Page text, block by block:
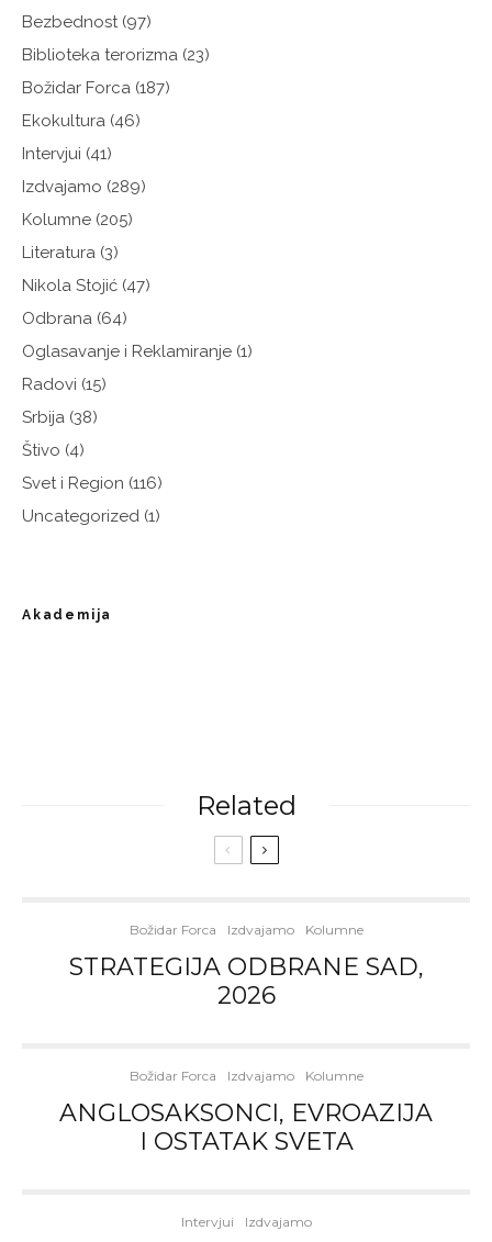
Bezbednost(97)
Biblioteka terorizma (23)
Božidar Forca (187)
Ekokultura (46)
Intervjui (41)
Izdvajamo (289)
Kolumne (205)
Literatura (3)
Nikola Stojić (47)
Odbrana (64)
Oglasavanje i Reklamiranje (1)
Radovi (15)
Srbija (38)
Štivo (4)
Svet i Region (116)
Uncategorized (1)
Akademija
Related
Božidar Forca Izdvajamo Kolumne
STRATEGIJA ODBRANE SAD,
2026
Božidar Forca Izdvajamo Kolumne
ANGLOSAKSONCI, EVROAZIJA
I OSTATAK SVETA
Intervjui Izdvajamo